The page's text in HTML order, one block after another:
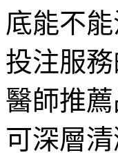
底能不
投注服
醫師推
可深層